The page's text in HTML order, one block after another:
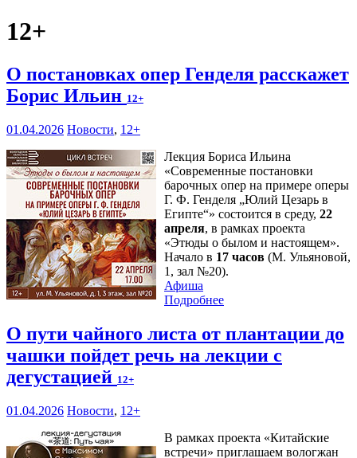
12+
О постановках опер Генделя расскажет
Борис Ильин 12+
01.04.2026 Новости, 12+
Лекция Бориса Ильина
«Современные постановки
барочных опер на примере оперы
Г. Ф. Генделя „Юлий Цезарь в
Египте“» состоится в среду, 22
апреля, в рамках проекта
«Этюды о былом и настоящем».
Начало в 17 часов (М. Ульяновой,
1, зал №20).
Афиша
Подробнее
О пути чайного листа от плантации до
чашки пойдет речь на лекции с
дегустацией 12+
01.04.2026 Новости, 12+
В рамках проекта «Китайские
встречи» приглашаем вологжан